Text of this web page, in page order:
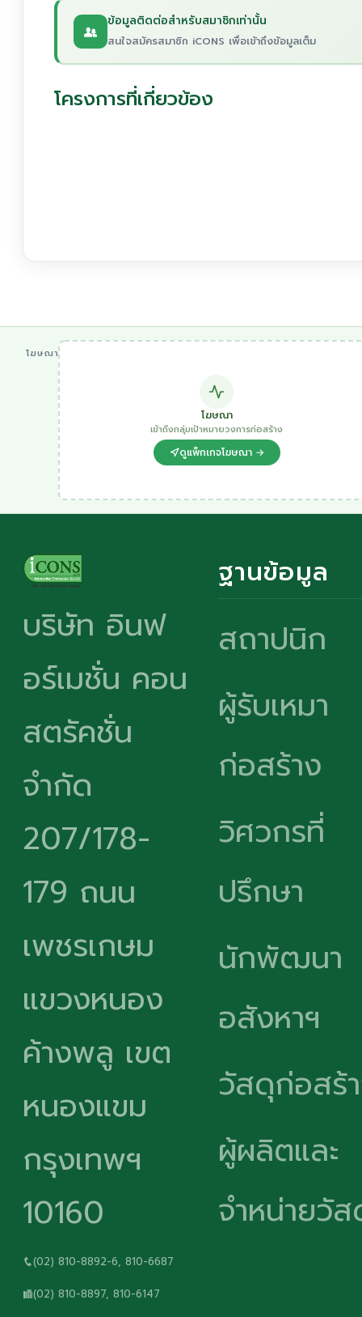
ข้อมูลติดต่อสำหรับสมาชิกเท่านั้น
สนใจสมัครสมาชิก iCONS เพื่อเข้าถึงข้อมูลเต็ม
โครงการที่เกี่ยวข้อง
โฆษณา
โฆษณา
เข้าถึงกลุ่มเป้าหมายวงการก่อสร้าง
ดูแพ็กเกจโฆษณา →
บริษัท อินฟ
อร์เมชั่น คอน
สตรัคชั่น
จำกัด
207/178-
179 ถนน
เพชรเกษม
แขวงหนอง
ค้างพลู เขต
หนองแขม
กรุงเทพฯ
10160
(02) 810-8892-6, 810-6687
(02) 810-8897, 810-6147
ฐานข้อมูล
สถาปนิก
ผู้รับเหมา
ก่อสร้าง
วิศวกรที่
ปรึกษา
นักพัฒนา
อสังหาฯ
วัสดุก่อสร้
ผู้ผลิตและ
จำหน่ายวั